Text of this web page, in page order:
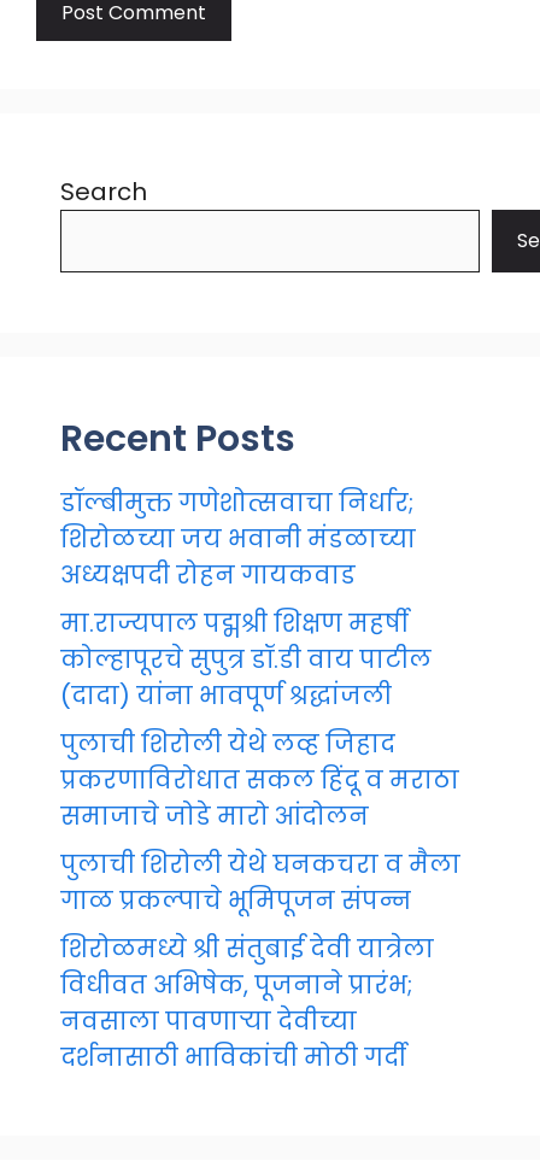
Search
Recent Posts
डॉल्बीमुक्त गणेशोत्सवाचा निर्धार;
शिरोळच्या जय भवानी मंडळाच्या
अध्यक्षपदी रोहन गायकवाड
मा.राज्यपाल पद्मश्री शिक्षण महर्षी
कोल्हापूरचे सुपुत्र डॉ.डी वाय पाटील
(दादा) यांना भावपूर्ण श्रद्धांजली
पुलाची शिरोली येथे लव्ह जिहाद
प्रकरणाविरोधात सकल हिंदू व मराठा
समाजाचे जोडे मारो आंदोलन
पुलाची शिरोली येथे घनकचरा व मैला
गाळ प्रकल्पाचे भूमिपूजन संपन्न
शिरोळमध्ये श्री संतुबाई देवी यात्रेला
विधीवत अभिषेक, पूजनाने प्रारंभ;
नवसाला पावणाऱ्या देवीच्या
दर्शनासाठी भाविकांची मोठी गर्दी